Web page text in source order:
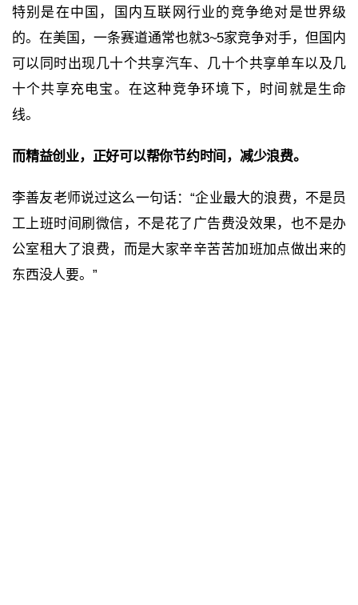
特别是在中国，国内互联网行业的竞争绝对是世界级
的。在美国，一条赛道通常也就3~5家竞争对手，但国内
可以同时出现几十个共享汽车、几十个共享单车以及几
十个共享充电宝。在这种竞争环境下，时间就是生命
线。
而精益创业，正好可以帮你节约时间，减少浪费。
李善友老师说过这么一句话：“企业最大的浪费，不是员
工上班时间刷微信，不是花了广告费没效果，也不是办
公室租大了浪费，而是大家辛辛苦苦加班加点做出来的
东西没人要。”